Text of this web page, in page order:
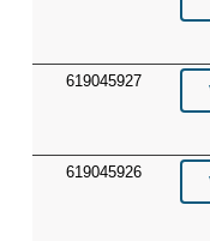
619045927
619045926